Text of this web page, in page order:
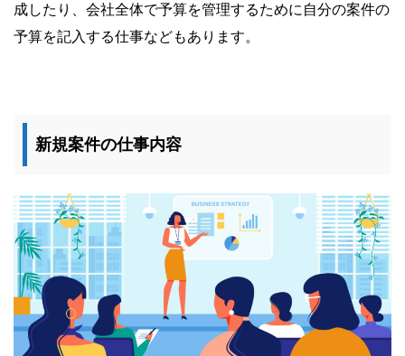
成したり、会社全体で予算を管理するために自分の案件の
予算を記入する仕事などもあります。
新規案件の仕事内容